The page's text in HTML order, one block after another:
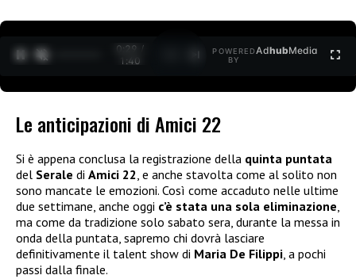
0:30 /
1:40
POWERED
BY
AdhubMedia
Le anticipazioni di Amici 22
Si è appena conclusa la registrazione della quinta puntata
del Serale di Amici 22, e anche stavolta come al solito non
sono mancate le emozioni. Così come accaduto nelle ultime
due settimane, anche oggi c’è stata una sola eliminazione,
ma come da tradizione solo sabato sera, durante la messa in
onda della puntata, sapremo chi dovrà lasciare
definitivamente il talent show di Maria De Filippi, a pochi
passi dalla finale.